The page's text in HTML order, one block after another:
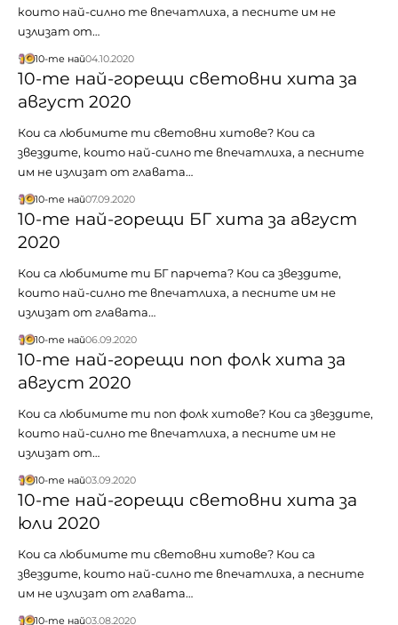
които най-силно те впечатлиха, а песните им не
излизат от…
10-те най04.10.2020
10-те най-горещи световни хита за
август 2020
Кои са любимите ти световни хитове? Кои са
звездите, които най-силно те впечатлиха, а песните
им не излизат от главата…
10-те най07.09.2020
10-те най-горещи БГ хита за август
2020
Кои са любимите ти БГ парчета? Кои са звездите,
които най-силно те впечатлиха, а песните им не
излизат от главата…
10-те най06.09.2020
10-те най-горещи поп фолк хита за
август 2020
Кои са любимите ти поп фолк хитове? Кои са звездите,
които най-силно те впечатлиха, а песните им не
излизат от…
10-те най03.09.2020
10-те най-горещи световни хита за
юли 2020
Кои са любимите ти световни хитове? Кои са
звездите, които най-силно те впечатлиха, а песните
им не излизат от главата…
10-те най03.08.2020